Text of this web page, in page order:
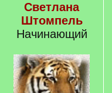
Светлана
Штомпель
Начинающий